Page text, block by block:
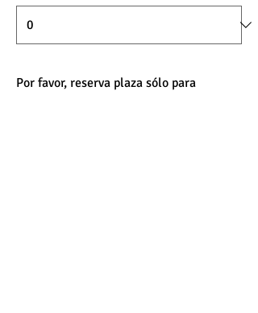
Por favor, reserva plaza sólo para